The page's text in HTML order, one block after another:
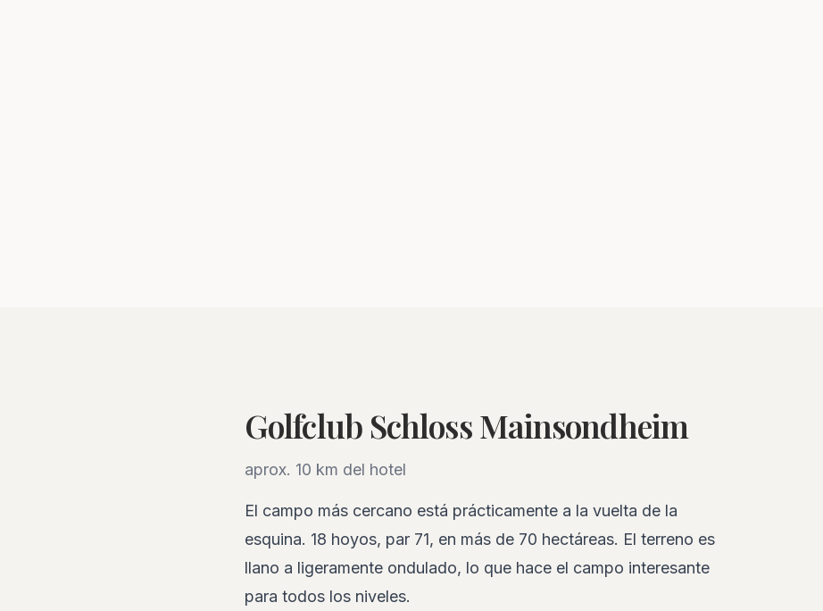
Golfclub Schloss Mainsondheim
aprox. 10 km del hotel
El campo más cercano está prácticamente a la vuelta de la
esquina. 18 hoyos, par 71, en más de 70 hectáreas. El terreno es
llano a ligeramente ondulado, lo que hace el campo interesante
para todos los niveles.